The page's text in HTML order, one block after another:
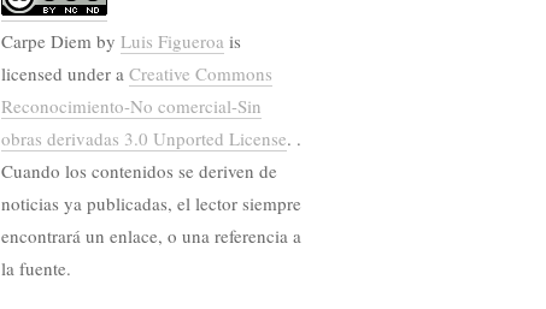
Carpe Diem by Luis Figueroa is
licensed under a Creative Commons
Reconocimiento-No comercial-Sin
obras derivadas 3.0 Unported License. .
Cuando los contenidos se deriven de
noticias ya publicadas, el lector siempre
encontrará un enlace, o una referencia a
la fuente.